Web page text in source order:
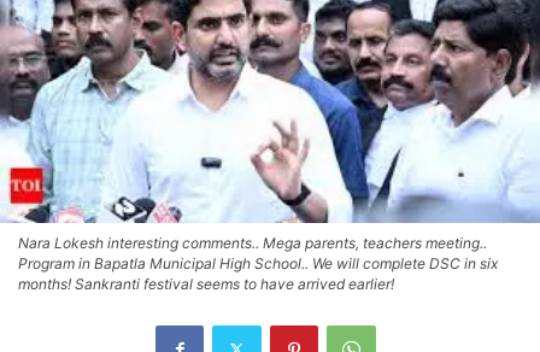
Nara Lokesh interesting comments.. Mega parents, teachers meeting..
Program in Bapatla Municipal High School.. We will complete DSC in six
months! Sankranti festival seems to have arrived earlier!